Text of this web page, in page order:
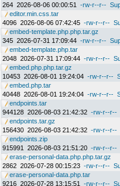
264 2026-08-06 00:00:51 -rw-r--r--
editor.min.css.tar
4096 2026-08-06 07:42:45 -rw-r--r--
embed-template.php.php.tar.gz
345 2026-07-31 17:09:44 -rw-r--r--
embed-template.php.tar
2048 2026-07-31 17:09:44 -rw-r--r--
embed.php.php.tar.gz
10453 2026-08-01 19:24:04 -rw-r--r--
embed.php.tar
40448 2026-08-01 19:24:04 -rw-r--r--
endpoints.tar
944128 2026-08-03 21:42:32 -rw-r--r--
endpoints.tar.gz
156430 2026-08-03 21:42:32 -rw-r--r--
endpoints.zip
915991
2026-08-03 21:51:20 -rw-r--r--
erase-personal-data.php.php.tar.gz
2862 2026-07-28 00:15:23 -rw-r--r--
erase-personal-data.php.tar
9216 2026-07-28 13:15:51 -rw-r--r--